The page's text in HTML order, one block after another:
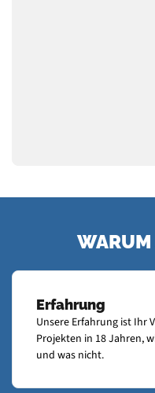
WARUM
Erfahrung
Unsere Erfahrung ist Ihr
Projekten in 18 Jahren,
und was nicht.